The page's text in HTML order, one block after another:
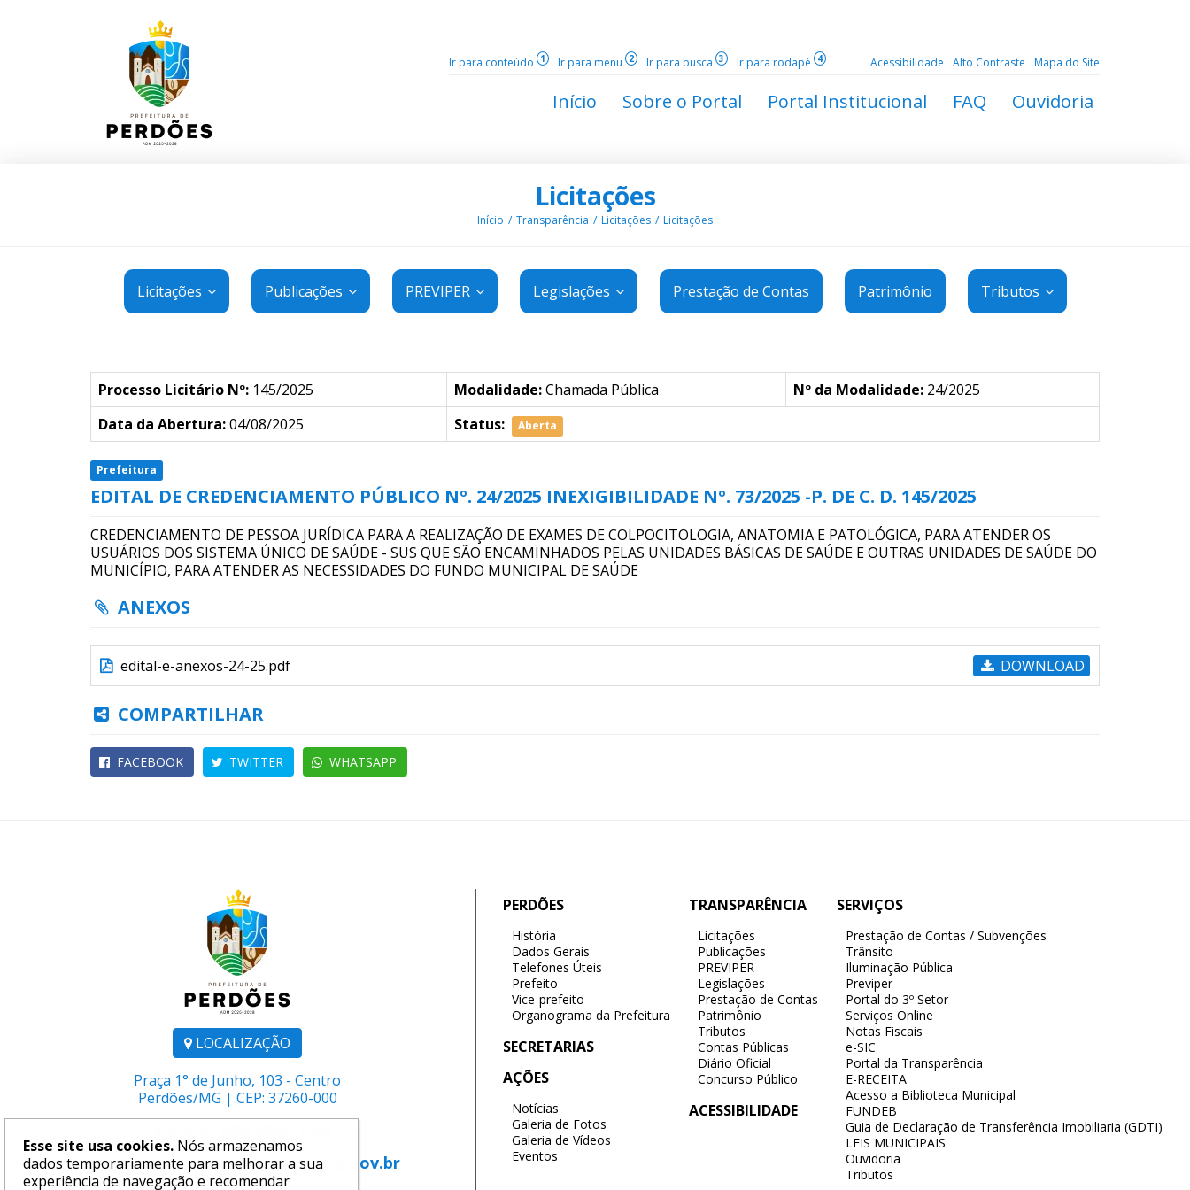
Ir para conteúdo 1 Ir para menu 2 Ir para busca 3 Ir para rodapé 4 Acessibilidade Alto Contraste Mapa do Site
Início Sobre o Portal Portal Institucional FAQ Ouvidoria
Licitações
Início Transparência Licitações Licitações
Licitações Publicações PREVIPER Legislações Prestação de Contas Patrimônio Tributos
Processo Licitário Nº: 145/2025 Modalidade:Chamada Pública Nº da Modalidade: 24/2025
Data da Abertura:04/08/2025 Status: Aberta
Prefeitura
EDITAL DE CREDENCIAMENTO PÚBLICO Nº. 24/2025 INEXIGIBILIDADE Nº. 73/2025 -P. DE C. D. 145/2025
CREDENCIAMENTO DE PESSOA JURÍDICA PARA A REALIZAÇÃO DE EXAMES DE COLPOCITOLOGIA, ANATOMIA E PATOLÓGICA, PARA ATENDER OS
USUÁRIOS DOS SISTEMA ÚNICO DE SAÚDE - SUS QUE SÃO ENCAMINHADOS PELAS UNIDADES BÁSICAS DE SAÚDE E OUTRAS UNIDADES DE SAÚDE DO
MUNICÍPIO, PARA ATENDER AS NECESSIDADES DO FUNDO MUNICIPAL DE SAÚDE
ANEXOS
edital-e-anexos-24-25.pdf DOWNLOAD
COMPARTILHAR
FACEBOOK TWITTER WHATSAPP
LOCALIZAÇÃO
Praça 1° de Junho, 103 - Centro
Perdões/MG | CEP: 37260-000
E-mail: comunicacao@perdoes.mg.gov.br
PERDÕES
História
Dados Gerais
Telefones Úteis
Prefeito
Vice-prefeito
Organograma da Prefeitura
SECRETARIAS
AÇÕES
Notícias
Galeria de Fotos
Galeria de Vídeos
Eventos
TRANSPARÊNCIA
Licitações
Publicações
PREVIPER
Legislações
Prestação de Contas
Patrimônio
Tributos
Contas Públicas
Diário Oficial
Concurso Público
ACESSIBILIDADE
SERVIÇOS
Prestação de Contas / Subvenções
Trânsito
Iluminação Pública
Previper
Portal do 3º Setor
Serviços Online
Notas Fiscais
e-SIC
Portal da Transparência
E-RECEITA
Acesso a Biblioteca Municipal
FUNDEB
Guia de Declaração de Transferência Imobiliaria (GDTI)
LEIS MUNICIPAIS
Ouvidoria
Tributos
Esse site usa cookies. Nós armazenamos
dados temporariamente para melhorar a sua
experiência de navegação e recomendar